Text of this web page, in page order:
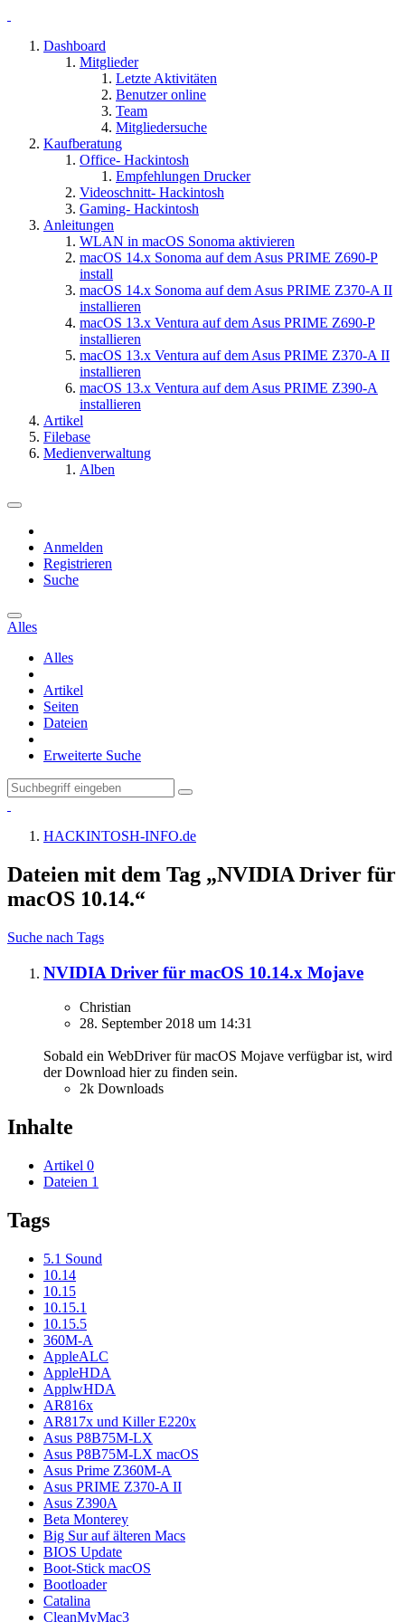
Dashboard
Mitglieder
Letzte Aktivitäten
Benutzer online
Team
Mitgliedersuche
Kaufberatung
Office- Hackintosh
Empfehlungen Drucker
Videoschnitt- Hackintosh
Gaming- Hackintosh
Anleitungen
WLAN in macOS Sonoma aktivieren
macOS 14.x Sonoma auf dem Asus PRIME Z690-P
install
macOS 14.x Sonoma auf dem Asus PRIME Z370-A II
installieren
macOS 13.x Ventura auf dem Asus PRIME Z690-P
installieren
macOS 13.x Ventura auf dem Asus PRIME Z370-A II
installieren
macOS 13.x Ventura auf dem Asus PRIME Z390-A
installieren
Artikel
Filebase
Medienverwaltung
Alben
Anmelden
Registrieren
Suche
Alles
Alles
Artikel
Seiten
Dateien
Erweiterte Suche
HACKINTOSH-INFO.de
Dateien mit dem Tag „NVIDIA Driver für
macOS 10.14.“
Suche nach Tags
NVIDIA Driver für macOS 10.14.x Mojave
Christian
28. September 2018 um 14:31
Sobald ein WebDriver für macOS Mojave verfügbar ist, wird
der Download hier zu finden sein.
2k Downloads
Inhalte
Artikel 0
Dateien 1
Tags
5.1 Sound
10.14
10.15
10.15.1
10.15.5
360M-A
AppleALC
AppleHDA
ApplwHDA
AR816x
AR817x und Killer E220x
Asus P8B75M-LX
Asus P8B75M-LX macOS
Asus Prime Z360M-A
Asus PRIME Z370-A II
Asus Z390A
Beta Monterey
Big Sur auf älteren Macs
BIOS Update
Boot-Stick macOS
Bootloader
Catalina
CleanMyMac3